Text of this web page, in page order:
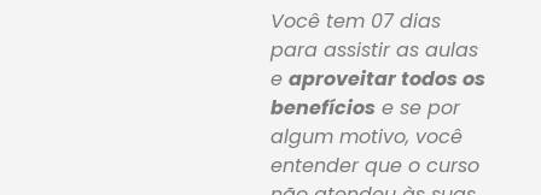
Você tem 07 dias
para assistir as aulas
e aproveitar todos os
benefícios e se por
algum motivo, você
entender que o curso